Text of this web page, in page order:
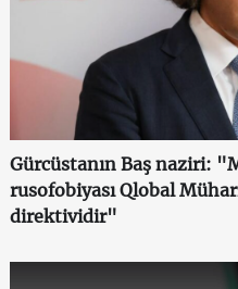
Gürcüstanın Baş naziri:
rusofobiyası Qlobal
direktividir"